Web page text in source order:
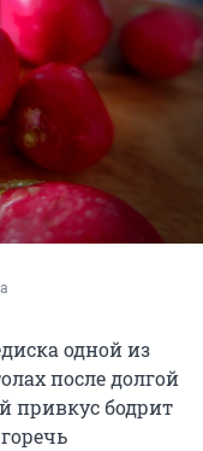
одной из
после долгой
привкус бодрит